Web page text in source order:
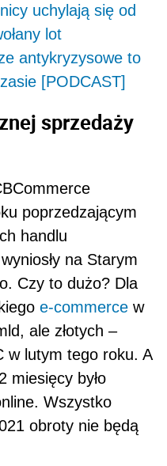
uchylają się od
lot
antykryzysowe to
[PODCAST]
sprzedaży
poprzedzającym
handlu
na Starym
Czy to dużo? Dla
e-commerce w
ale złotych –
w lutym tego roku. A
miesięcy było
Wszystko
obroty nie będą